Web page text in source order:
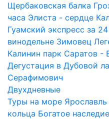
Щербаковская балка
часа Элиста - сердце
Гуамский экспресс за
винодельне Зимовец
Калинин парк Саратов -
Дегустация в Дубовой
Серафимович
Двухдневные
Туры на море
кольца Богатое